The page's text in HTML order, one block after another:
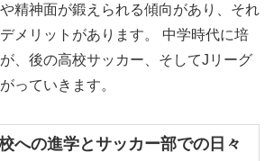
精神面が鍛えられる傾向があり、それ
メリットがあります。 中学時代に培
、後の高校サッカー、そしてJリーグ
っていきます。
への進学とサッカー部での日々